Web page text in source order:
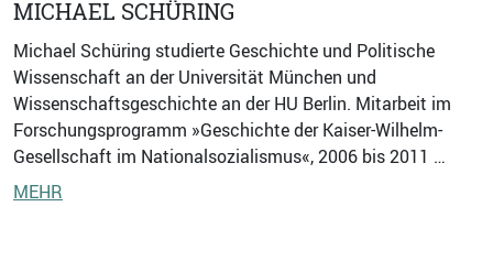
MICHAEL SCHÜRING
Michael Schüring studierte Geschichte und Politische
Wissenschaft an der Universität München und
Wissenschaftsgeschichte an der HU Berlin. Mitarbeit im
Forschungsprogramm »Geschichte der Kaiser-Wilhelm-
Gesellschaft im Nationalsozialismus«, 2006 bis 2011 …
MEHR